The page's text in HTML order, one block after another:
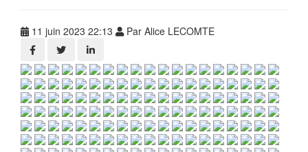
11 juin 2023 22:13 Par Alice LECOMTE